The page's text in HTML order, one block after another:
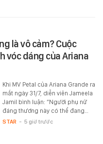
là vô cảm? Cuộc
vóc dáng của Ariana
Khi MV Petal của Ariana Grande ra
mắt ngày 31/7, diễn viên Jameela
Jamil bình luận: “Người phụ nữ
đáng thương này có thể đang…
STAR - 5 giờ trước